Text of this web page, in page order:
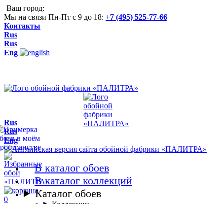
Ваш город:
Мы на связи Пн-Пт с 9 до 18: +7 (495) 525-77-66
Контакты
Rus
Rus
Eng
0
Rus
Rus
Eng
В каталог обоев
В каталог коллекций
Каталог обоев